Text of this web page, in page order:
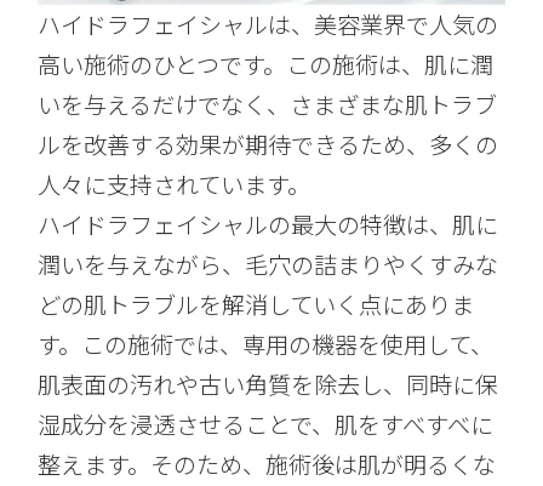
ハイドラフェイシャルは、美容業界で人気の
高い施術のひとつです。この施術は、肌に潤
いを与えるだけでなく、さまざまな肌トラブ
ルを改善する効果が期待できるため、多くの
人々に支持されています。
ハイドラフェイシャルの最大の特徴は、肌に
潤いを与えながら、毛穴の詰まりやくすみな
どの肌トラブルを解消していく点にありま
す。この施術では、専用の機器を使用して、
肌表面の汚れや古い角質を除去し、同時に保
湿成分を浸透させることで、肌をすべすべに
整えます。そのため、施術後は肌が明るくな